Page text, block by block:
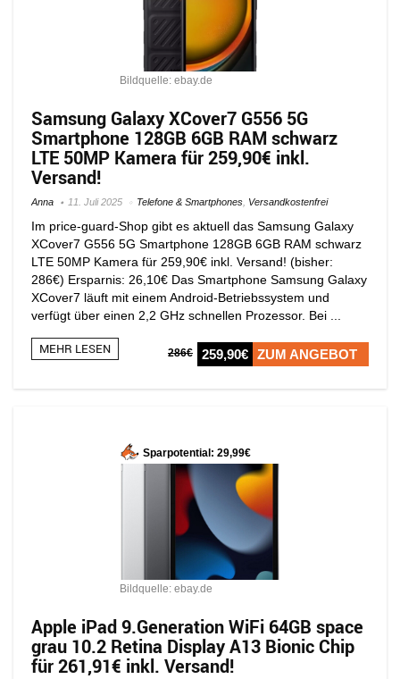
Bildquelle: ebay.de
Samsung Galaxy XCover7 G556 5G
Smartphone 128GB 6GB RAM schwarz
LTE 50MP Kamera für 259,90€ inkl.
Versand!
Anna 11. Juli 2025 Telefone & Smartphones Versandkostenfrei
Im price-guard-Shop gibt es aktuell das Samsung Galaxy
XCover7 G556 5G Smartphone 128GB 6GB RAM schwarz
LTE 50MP Kamera für 259,90€ inkl. Versand! (bisher:
286€) Ersparnis: 26,10€ Das Smartphone Samsung Galaxy
XCover7 läuft mit einem Android-Betriebssystem und
verfügt über einen 2,2 GHz schnellen Prozessor. Bei ...
MEHR LESEN 286€ 259,90€ ZUM ANGEBOT
Sparpotential: 29,99€
Bildquelle: ebay.de
Apple iPad 9.Generation WiFi 64GB space
grau 10.2 Retina Display A13 Bionic Chip
für 261,91€ inkl. Versand!